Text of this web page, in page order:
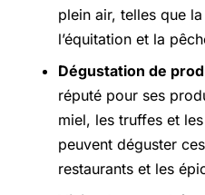
plein air, telles que
l’équitation et la
Dégustation de
réputé pour ses
miel, les truffes et
peuvent déguster
restaurants et les